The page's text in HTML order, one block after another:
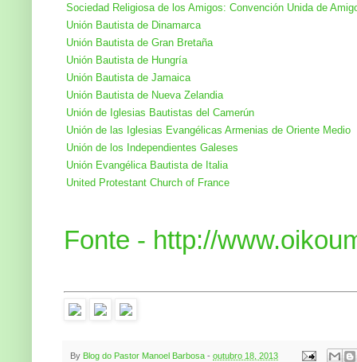
Sociedad Religiosa de los Amigos: Convención Unida de
Unión Bautista de Dinamarca
Unión Bautista de Gran Bretaña
Unión Bautista de Hungría
Unión Bautista de Jamaica
Unión Bautista de Nueva Zelandia
Unión de Iglesias Bautistas del Camerún
Unión de las Iglesias Evangélicas Armenias de Oriente Medio
Unión de los Independientes Galeses
Unión Evangélica Bautista de Italia
United Protestant Church of France
Fonte - http://
By Blog do Pastor Manoel Barbosa - outubro 18, 2013